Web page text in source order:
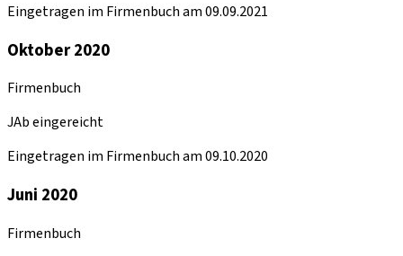
Eingetragen im Firmenbuch am 09.09.2021
Oktober 2020
Firmenbuch
JAb eingereicht
Eingetragen im Firmenbuch am 09.10.2020
Juni 2020
Firmenbuch